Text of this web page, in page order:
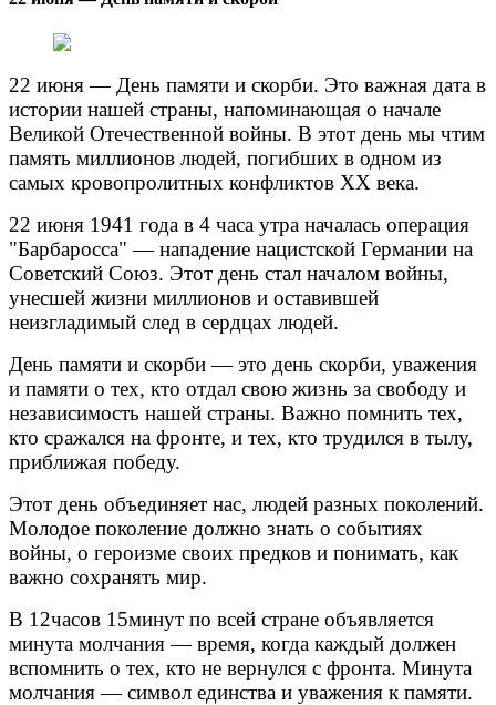
22 июня — День памяти и скорби. Это важная дата в
истории нашей страны, напоминающая о начале
Великой Отечественной войны. В этот день мы чтим
память миллионов людей, погибших в одном из
самых кровопролитных конфликтов XX века.
⁣22 июня 1941 года в 4 часа утра началась операция
"Барбаросса" — нападение нацистской Германии на
Советский Союз. Этот день стал началом войны,
унесшей жизни миллионов и оставившей
неизгладимый след в сердцах людей.
⁣День памяти и скорби — это день скорби, уважения
и памяти о тех, кто отдал свою жизнь за свободу и
независимость нашей страны. Важно помнить тех,
кто сражался на фронте, и тех, кто трудился в тылу,
приближая победу.
⁣Этот день объединяет нас, людей разных поколений.
Молодое поколение должно знать о событиях
войны, о героизме своих предков и понимать, как
важно сохранять мир.
В 12часов 15минут по всей стране объявляется
минута молчания — время, когда каждый должен
вспомнить о тех, кто не вернулся с фронта. Минута
молчания — символ единства и уважения к памяти.